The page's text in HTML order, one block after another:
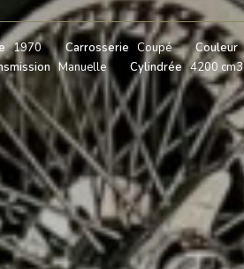
1970 Carrosserie Coupé Couleur
Manuelle Cylindrée 4200 cm3